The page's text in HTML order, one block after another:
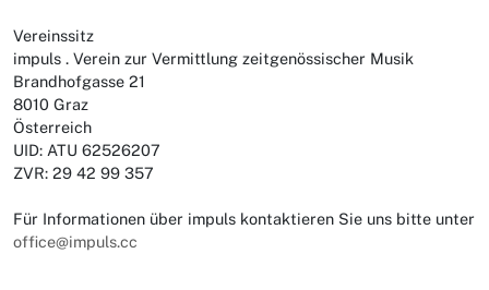
Vereinssitz
impuls . Verein zur Vermittlung zeitgenössischer Musik
Brandhofgasse 21
8010 Graz
Österreich
UID: ATU 62526207
ZVR: 29 42 99 357
Für Informationen über impuls kontaktieren Sie uns bitte unter
office@impuls.cc